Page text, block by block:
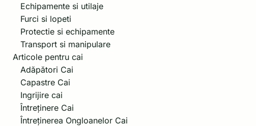
Echipamente si utilaje
Furci si lopeti
Protectie si echipamente
Transport si manipulare
Articole pentru cai
Adăpători Cai
Capastre Cai
Ingrijire cai
Întreținere Cai
Întreținerea Ongloanelor Cai